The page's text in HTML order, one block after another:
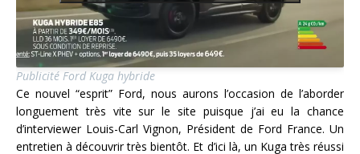
Publicité Ford Kuga hybride
Ce nouvel “esprit” Ford, nous aurons l’occasion de l’aborder
longuement très vite sur le site puisque j’ai eu la chance
d’interviewer Louis-Carl Vignon, Président de Ford France. Un
entretien à découvrir très bientôt. Et d’ici là, un Kuga très réussi